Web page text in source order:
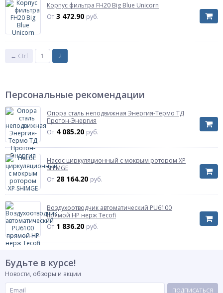
Корпус фильтра FH20 Big Blue Unicorn
От 3 472.90 руб.
← Ctrl 1 2
Персональные рекомендации
Опора сталь неподвижная Энергия-Термо ТД
Протон-Энергия
От 4 085.20 руб.
Насос циркуляционный с мокрым ротором XP
SHIMGE
От 28 164.20 руб.
Воздухоотводчик автоматический PU6100
прямой НР нерж Tecofi
От 1 836.20 руб.
Будьте в курсе!
Новости, обзоры и акции
ПОДПИСАТЬСЯ